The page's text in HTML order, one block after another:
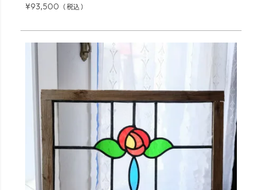
¥93,500 税込